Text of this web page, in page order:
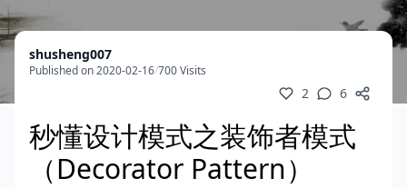
shusheng007
Published on 2020-02-16/700 Visits
2 6
秒懂设计模式之装饰者模式
（Decorator Pattern）